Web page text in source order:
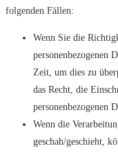
folgenden Fällen:
Wenn Sie die
personenbezogenen
Zeit, um dies zu
das Recht, die
personenbezogenen
Wenn die
geschah/geschieht,